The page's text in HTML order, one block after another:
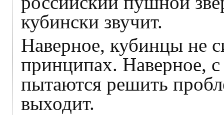
кубински звучит.
Наверное, кубинцы не
принципах. Наверное,
пытаются решить
выходит.